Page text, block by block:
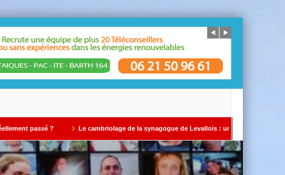
Le cambriolage de la synagogue de Levallois : un avertissement qui ne doit pas